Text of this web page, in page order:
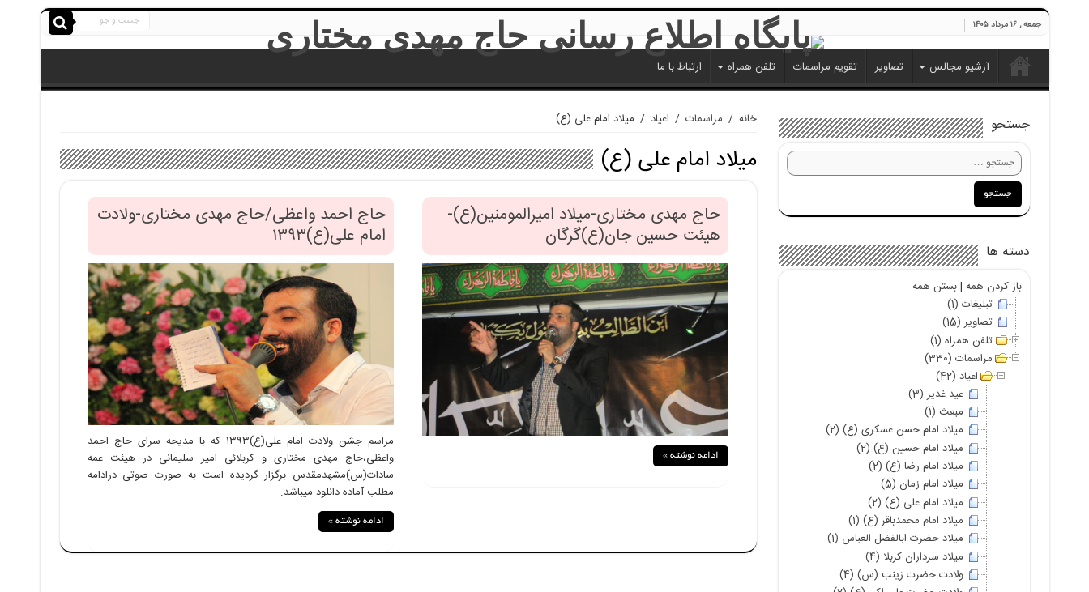
جمعه , ۱۶ مرداد ۱۴۰۵
آرشیو مجالس تصاویر تقویم مراسمات تلفن همراه ارتباط با ما …
خانه / مراسمات / اعیاد / میلاد امام علی (ع)
میلاد امام علی (ع)
حاج مهدی مختاری-میلاد امیرالمومنین(ع)-
هیئت حسین جان(ع)گرگان
ادامه نوشته »
حاج احمد واعظی/حاج مهدی مختاری-ولادت
امام علی(ع)۱۳۹۳
مراسم جشن ولادت امام علی(ع)۱۳۹۳ که با مدیحه سرای حاج احمد
واعظی،حاج مهدی مختاری و کربلائی امیر سلیمانی در هیئت عمه
سادات(س)مشهدمقدس برگزار گردیده است به صورت صوتی درادامه
مطلب آماده دانلود میباشد.
ادامه نوشته »
جستجو
دسته ها
باز کردن همه |بستن همه
تبلیغات (1)
تصاویر (15)
تلفن همراه (1)
مراسمات (330)
اعیاد (42)
عید غدیر (3)
مبعث (1)
میلاد امام حسن عسکری (ع) (2)
میلاد امام حسین (ع) (2)
میلاد امام رضا (ع) (2)
میلاد امام زمان (5)
میلاد امام علی (ع) (2)
میلاد امام محمدباقر (ع) (1)
میلاد حضرت ابالفضل العباس (1)
میلاد سرداران کربلا (4)
ولادت حضرت زینب (س) (4)